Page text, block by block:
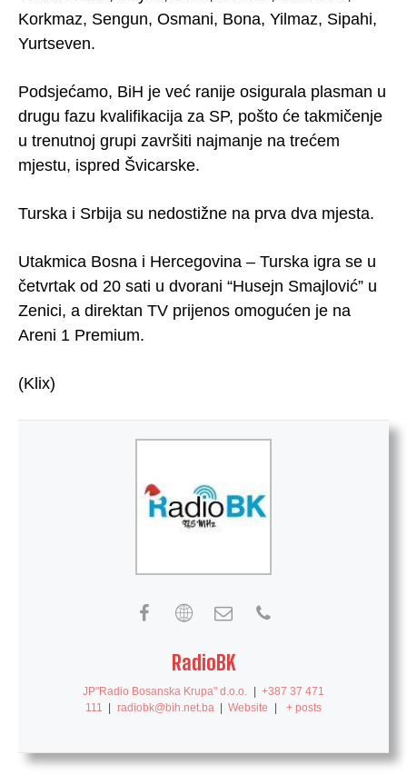
Korkmaz, Sengun, Osmani, Bona, Yilmaz, Sipahi,
Yurtseven.
Podsjećamo, BiH je već ranije osigurala plasman u
drugu fazu kvalifikacija za SP, pošto će takmičenje
u trenutnoj grupi završiti najmanje na trećem
mjestu, ispred Švicarske.
Turska i Srbija su nedostižne na prva dva mjesta.
Utakmica Bosna i Hercegovina – Turska igra se u
četvrtak od 20 sati u dvorani “Husejn Smajlović” u
Zenici, a direktan TV prijenos omogućen je na
Areni 1 Premium.
(Klix)
RadioBK
JP"Radio Bosanska Krupa" d.o.o. | +387 37 471
111
| radiobk@bih.net.ba | Website | + posts